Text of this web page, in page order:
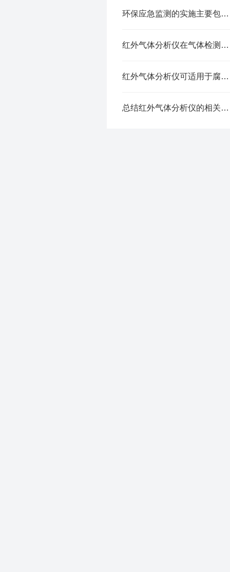
环保应急监测的实施主要包括以下几个方面
红外气体分析仪在气体检测领域中发挥着重要作用
红外气体分析仪可适用于腐蚀性、毒性或高温气体环境中
总结红外气体分析仪的相关知识点